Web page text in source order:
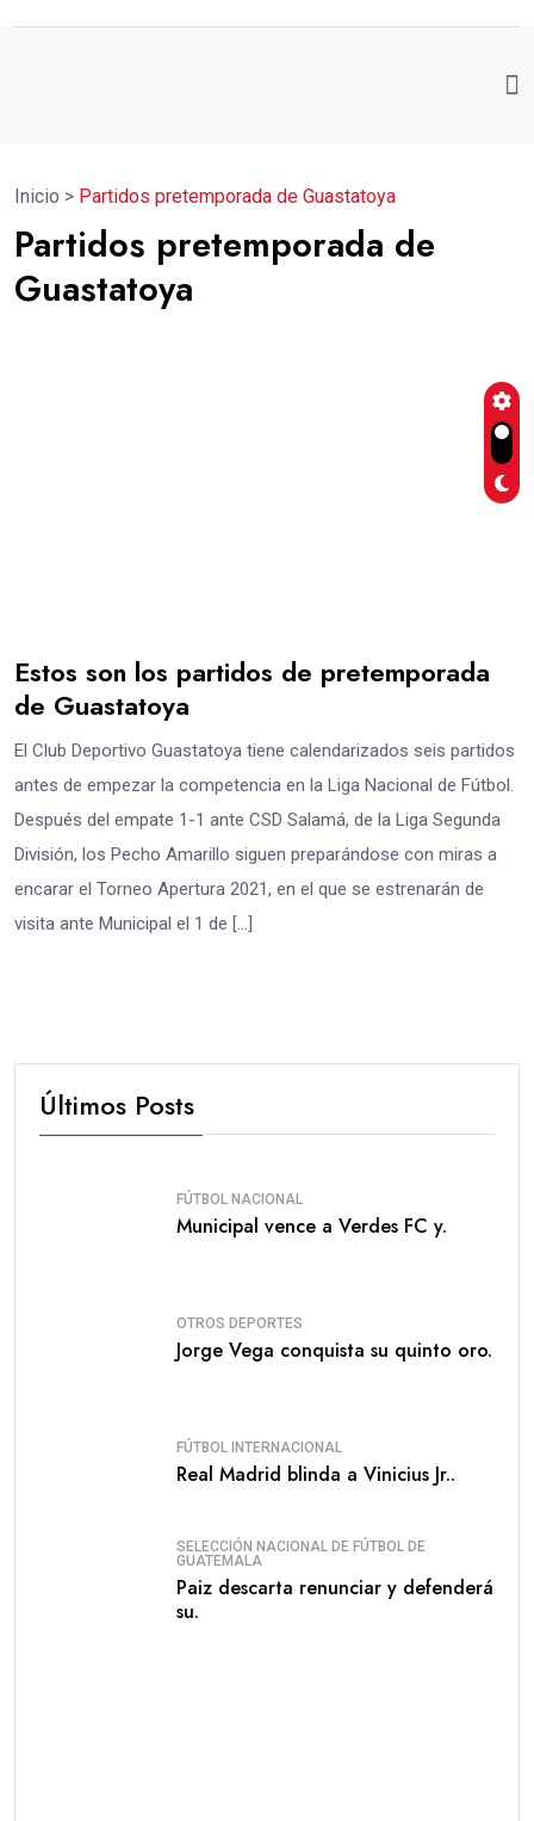
Inicio > Partidos pretemporada de Guastatoya
Partidos pretemporada de
Guastatoya
Estos son los partidos de pretemporada
de Guastatoya
El Club Deportivo Guastatoya tiene calendarizados seis partidos
antes de empezar la competencia en la Liga Nacional de Fútbol.
Después del empate 1-1 ante CSD Salamá, de la Liga Segunda
División, los Pecho Amarillo siguen preparándose con miras a
encarar el Torneo Apertura 2021, en el que se estrenarán de
visita ante Municipal el 1 de […]
Últimos Posts
FÚTBOL NACIONAL
Municipal vence a Verdes FC y.
OTROS DEPORTES
Jorge Vega conquista su quinto oro.
FÚTBOL INTERNACIONAL
Real Madrid blinda a Vinicius Jr..
SELECCIÓN NACIONAL DE FÚTBOL DE
GUATEMALA
Paiz descarta renunciar y defenderá
su.